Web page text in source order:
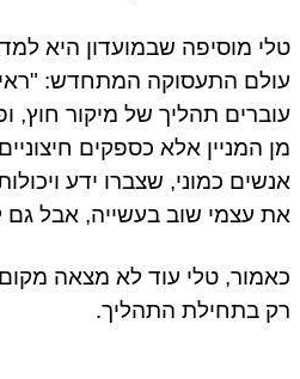
טלי מוסיפה שבמועדון היא
עולם התעסוקה המתחדש:
עוברים תהליך של מיקור חוץ,
מן המניין אלא כספקים
אנשים כמוני, שצברו ידע
את עצמי שוב בעשייה, אבל
כאמור, טלי עוד לא מצאה
רק בתחילת התהליך.